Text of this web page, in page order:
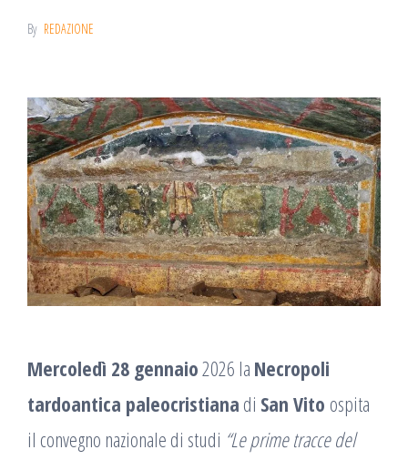
By REDAZIONE
Mercoledì 28 gennaio2026 la Necropoli
tardoantica paleocristiana di San Vito ospita
il convegno nazionale di studi “Le prime tracce del